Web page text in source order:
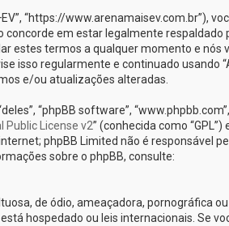
“https://www.arenamaisev.com.br”),
em estar legalmente respaldado
estes termos a qualquer momento e nós
isso regularmente e continuado usando
e/ou atualizações alteradas.
“phpBB software”,
Public License v2” (conhecida como “GPL”)
phpBB Limited não é responsável
sobre o phpBB, consulte:
de ódio, ameaçadora, pornográfica
hospedado ou leis internacionais. Se